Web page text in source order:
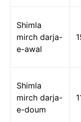
Shimla
mirch darja-
e-awal
Shimla
mirch darja-
e-doum